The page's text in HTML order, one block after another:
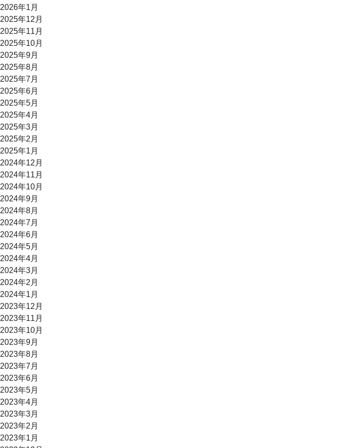
2026年1月
2025年12月
2025年11月
2025年10月
2025年9月
2025年8月
2025年7月
2025年6月
2025年5月
2025年4月
2025年3月
2025年2月
2025年1月
2024年12月
2024年11月
2024年10月
2024年9月
2024年8月
2024年7月
2024年6月
2024年5月
2024年4月
2024年3月
2024年2月
2024年1月
2023年12月
2023年11月
2023年10月
2023年9月
2023年8月
2023年7月
2023年6月
2023年5月
2023年4月
2023年3月
2023年2月
2023年1月